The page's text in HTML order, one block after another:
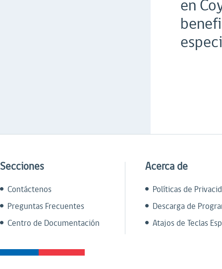
en
Secciones
Contáctenos
Preguntas Frecuentes
Centro de Documentación
Acerca de
Políticas de
Descarga de
Atajos de Teclas